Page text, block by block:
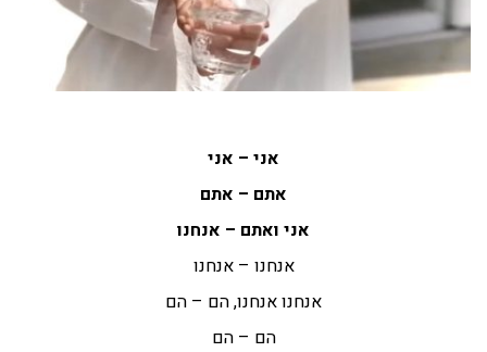
אני – אני
אתם – אתם
אני ואתם – אנחנו
אנחנו – אנחנו
אנחנו אנחנו, הם – הם
הם – הם